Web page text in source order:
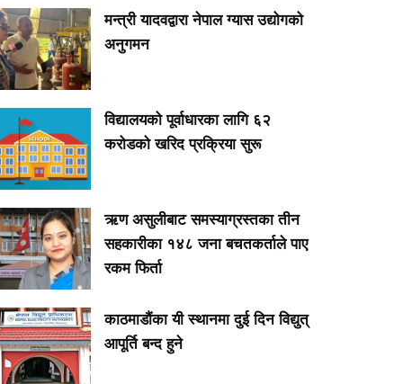
मन्त्री यादवद्वारा नेपाल ग्यास उद्योगको
अनुगमन
विद्यालयको पूर्वाधारका लागि ६२
करोडको खरिद प्रक्रिया सुरू
ऋण असुलीबाट समस्याग्रस्तका तीन
सहकारीका १४८ जना बचतकर्ताले पाए
रकम फिर्ता
काठमाडौंका यी स्थानमा दुई दिन विद्युत्
आपूर्ति बन्द हुने